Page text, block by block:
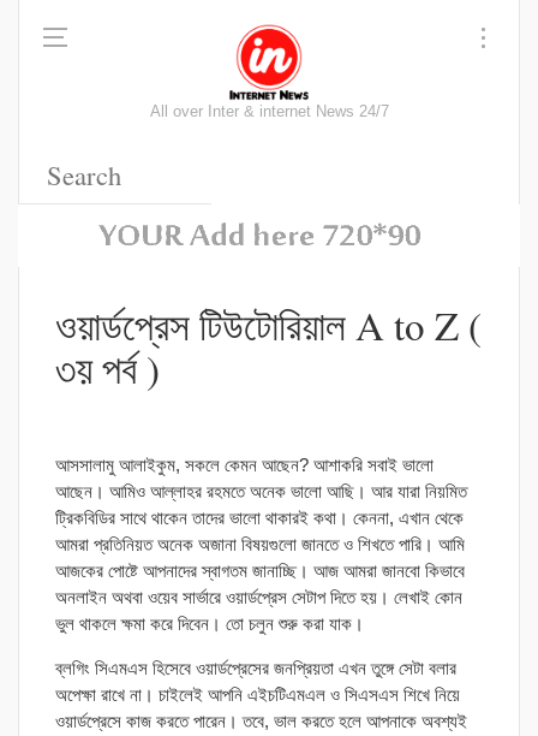
All over Inter & internet News 24/7
ওয়ার্ডপ্রেস টিউটোরিয়াল A to Z (
৩য় পর্ব )
আসসালামু আলাইকুম, সকলে কেমন আছেন? আশাকরি সবাই ভালো
আছেন। আমিও আল্লাহর রহমতে অনেক ভালো আছি। আর যারা নিয়মিত
ট্রিকবিডির সাথে থাকেন তাদের ভালো থাকারই কথা। কেননা, এখান থেকে
আমরা প্রতিনিয়ত অনেক অজানা বিষয়গুলো জানতে ও শিখতে পারি। আমি
আজকের পোষ্টে আপনাদের স্বাগতম জানাচ্ছি। আজ আমরা জানবো কিভাবে
অনলাইন অথবা ওয়েব সার্ভারে ওয়ার্ডপ্রেস সেটাপ দিতে হয়। লেখাই কোন
ভুল থাকলে ক্ষমা করে দিবেন। তো চলুন শুরু করা যাক।
ব্লগিং সিএমএস হিসেবে ওয়ার্ডপ্রেসের জনপ্রিয়তা এখন তুঙ্গে সেটা বলার
অপেক্ষা রাখে না। চাইলেই আপনি এইচটিএমএল ও সিএসএস শিখে নিয়ে
ওয়ার্ডপ্রেসে কাজ করতে পারেন। তবে, ভাল করতে হলে আপনাকে অবশ্যই